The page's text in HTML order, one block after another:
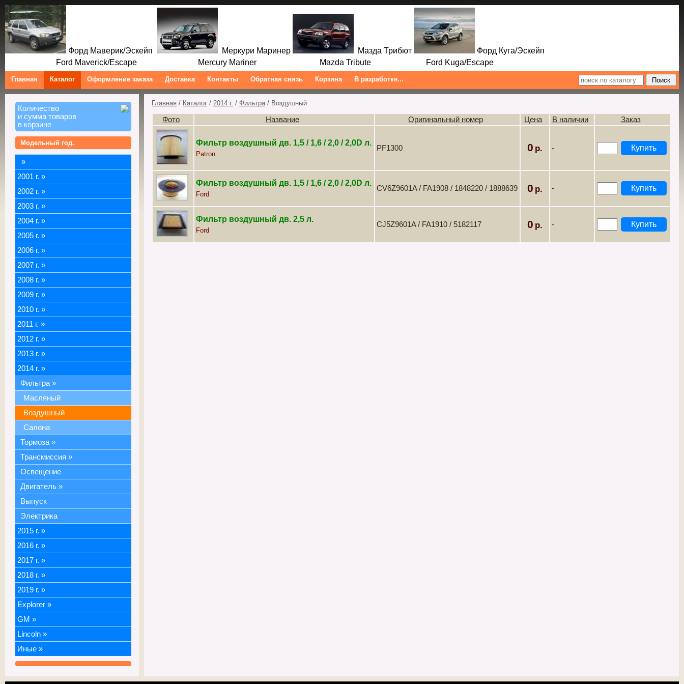
Форд Маверик/Эскейп Меркури Маринер Мазда Трибют
Форд Куга/Эскейп
Ford Maverick/Escape Mercury Mariner Mazda Tribute Ford Kuga/Escape
Главная Каталог Оформление заказа Доставка Контакты Обратная связь Корзина В разработке...
Количество
и сумма товаров
в корзине
Модельный год.
»
2001 г. »
2002 г. »
2003 г. »
2004 г. »
2005 г. »
2006 г. »
2007 г. »
2008 г. »
2009 г. »
2010 г. »
2011 г. »
2012 г. »
2013 г. »
2014 г. »
Фильтра »
Масляный
Воздушный
Салона
Тормоза »
Трансмиссия »
Освещение
Двигатель »
Выпуск
Электрика
2015 г. »
2016 г. »
2017 г. »
2018 г. »
2019 г. »
Explorer »
GM »
Lincoln »
Иные »
Главная / Каталог / 2014 г. / Фильтра/ Воздушный
Фото Название Оригинальный номер Цена В наличии Заказ
Фильтр воздушный дв. 1,5 / 1,6 / 2,0 / 2,0D л.
Patron.
PF1300 0 -
Фильтр воздушный дв. 1,5 / 1,6 / 2,0 / 2,0D л.
Ford
CV6Z9601A / FA1908 / 1848220 / 1888639 0 -
Фильтр воздушный дв. 2,5 л.
Ford
CJ5Z9601A / FA1910 / 5182117 0 -